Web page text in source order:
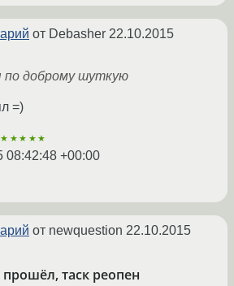
от Debasher 22.10.2015
по доброму шуткую
=)
★★★★★
08:42:48 +00:00
от newquestion 22.10.2015
таск реопен